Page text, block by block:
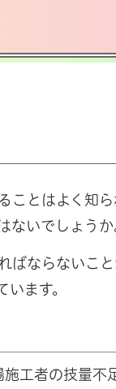
ことはよく知
ないでしょうか
ばならないこ
ます。
施工者の技量不